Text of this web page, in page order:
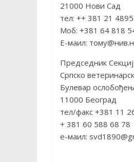
21000 Нови Сад
тел: ++ 381 21
Моб: +381 64 818
Е-маил:
Председник
Српско
Булевар
11000 Београд
тел/факс +381 11
+ 381 60 588 68 78
е-маил: